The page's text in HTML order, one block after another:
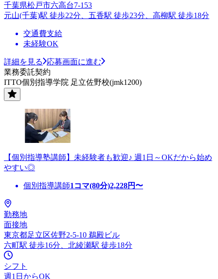
千葉県松戸市六高台7-153
元山(千葉)駅 徒歩22分、五香駅 徒歩23分、高柳駅 徒歩18分
交通費支給
未経験OK
詳細を見る
応募画面に進む
業務委託契約
ITTO個別指導学院 足立佐野校(jmk1200)
【個別指導塾講師】未経験者も歓迎♪ 週1日～OKだから始め
やすい◎
個別指導講師1コマ(80分)2,228円〜
勤務地
面接地
東京都足立区佐野2-5-10 鵜殿ビル
六町駅 徒歩16分、北綾瀬駅 徒歩18分
シフト
週1日からOK